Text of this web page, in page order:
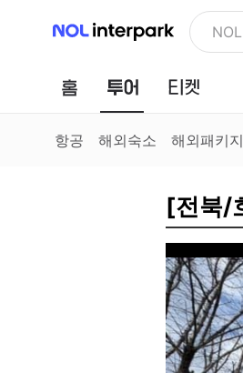
NOL 인터파크
홈 투어
항공 해외숙소 해외패키지
[전북/